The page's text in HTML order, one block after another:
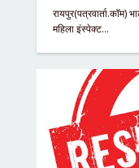
महिला इंस्पेक्ट…